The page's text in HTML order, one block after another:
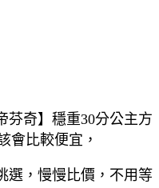
芬奇】穩重30分公主方
會比較便宜，
選，慢慢比價，不用等